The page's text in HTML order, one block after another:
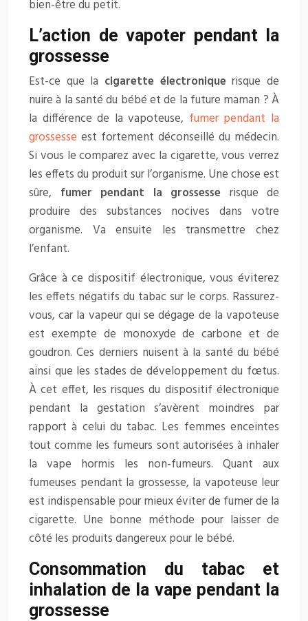
bien-être du petit.
L’action de vapoter pendant la
grossesse
Est-ce que la cigarette électronique risque de
nuire à la santé du bébé et de la future maman ? À
la différence de la vapoteuse, fumer pendant la
grossesse est fortement déconseillé du médecin.
Si vous le comparez avec la cigarette, vous verrez
les effets du produit sur l’organisme. Une chose est
sûre, fumer pendant la grossesse risque de
produire des substances nocives dans votre
organisme. Va ensuite les transmettre chez
l’enfant.
Grâce à ce dispositif électronique, vous éviterez
les effets négatifs du tabac sur le corps. Rassurez-
vous, car la vapeur qui se dégage de la vapoteuse
est exempte de monoxyde de carbone et de
goudron. Ces derniers nuisent à la santé du bébé
ainsi que les stades de développement du fœtus.
À cet effet, les risques du dispositif électronique
pendant la gestation s’avèrent moindres par
rapport à celui du tabac. Les femmes enceintes
tout comme les fumeurs sont autorisées à inhaler
la vape hormis les non-fumeurs. Quant aux
fumeuses pendant la grossesse, la vapoteuse leur
est indispensable pour mieux éviter de fumer de la
cigarette. Une bonne méthode pour laisser de
côté les produits dangereux pour le bébé.
Consommation du tabac et
inhalation de la vape pendant la
grossesse